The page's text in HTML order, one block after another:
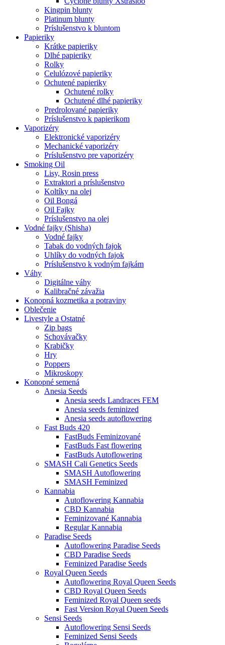
Kingpin blunty
Platinum blunty
Príslušenstvo k bluntom
Papieriky
Krátke papieriky
Dlhé papieriky
Rolky
Celulózové papieriky
Ochutené papieriky
Ochutené rolky
Ochutené dlhé papieriky
Predrolované papieriky
Príslušenstvo k papierikom
Vaporizéry
Elektronické vaporizéry
Mechanické vaporizéry
Príslušenstvo pre vaporizéry
Smoking Oil
Lisy, Rosin press
Extraktori a príslušenstvo
Koltíky na olej
Oil Bongá
Oil Fajky
Príslušenstvo na olej
Vodné fajky (Shisha)
Vodné fajky
Tabak do vodných fajok
Uhlíky do vodných fajok
Príslušenstvo k vodným fajkám
Váhy
Digitálne váhy
Kalibračné závažia
Konopná kozmetika a potraviny
Oblečenie
Livestyle a Ostatné
Zip bags
Schovávačky
Krabičky
Hry
Poppers
Mikroskopy
Konopné semená
Anesia Seeds
Anesia seeds Landraces FEM
Anesia seeds feminized
Anesia seeds autoflowering
Fast Buds 420
FastBuds Feminizované
FastBuds Fast flowering
FastBuds Autoflowering
SMASH Cali Genetics Seeds
SMASH Autoflowering
SMASH Feminized
Kannabia
Autoflowering Kannabia
CBD Kannabia
Feminizované Kannabia
Regular Kannabia
Paradise Seeds
Autoflowering Paradise Seeds
CBD Paradise Seeds
Feminized Paradise Seeds
Royal Queen Seeds
Autoflowering Royal Queen Seeds
CBD Royal Queen Seeds
Feminized Royal Queen seeds
Fast Version Royal Queen Seeds
Sensi Seeds
Autoflowering Sensi Seeds
Feminized Sensi Seeds